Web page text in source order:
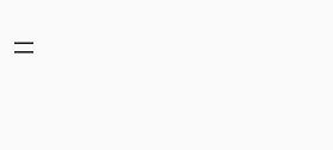
naar